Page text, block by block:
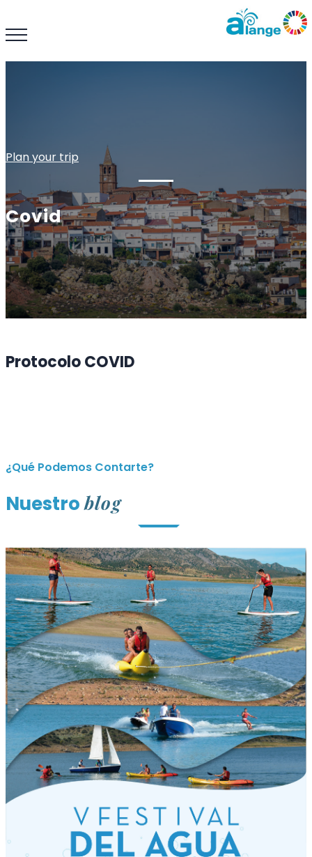
Plan your trip
Covid
Protocolo COVID
¿Qué Podemos Contarte?
Nuestroblog